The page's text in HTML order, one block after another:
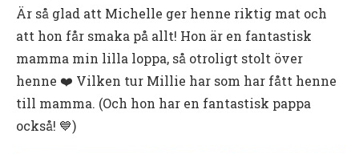
Är så glad att Michelle ger henne riktig mat och
att hon får smaka på allt! Hon är en fantastisk
mamma min lilla loppa, så otroligt stolt över
henne ❤️ Vilken tur Millie har som har fått henne
till mamma. (Och hon har en fantastisk pappa
också! 💙)